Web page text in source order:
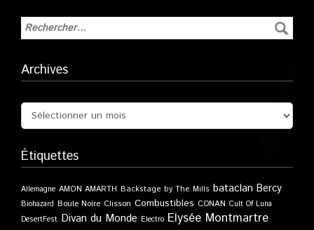
Archives
Étiquettes
Allemagne AMON AMARTH Backstage by The Mills bataclan Bercy
Biohazard Boule Noire Clisson Combustibles CONAN Cult Of Luna
DesertFest Divan du Monde Electro Elysée Montmartre